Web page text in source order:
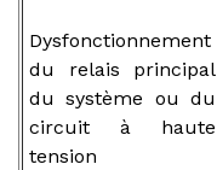
Dysfonctionnement
du relais principal
du système ou du
circuit à haute
tension